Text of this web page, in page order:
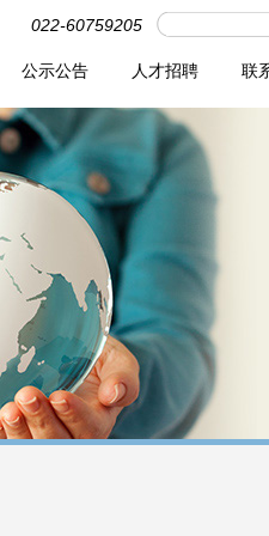
022-60759205
公示公告 人才招聘 联